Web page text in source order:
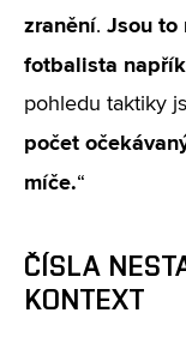
zranění. Jsou to
fotbalista
pohledu taktiky
počet
míče.“
ČÍSLA
KONTEXT